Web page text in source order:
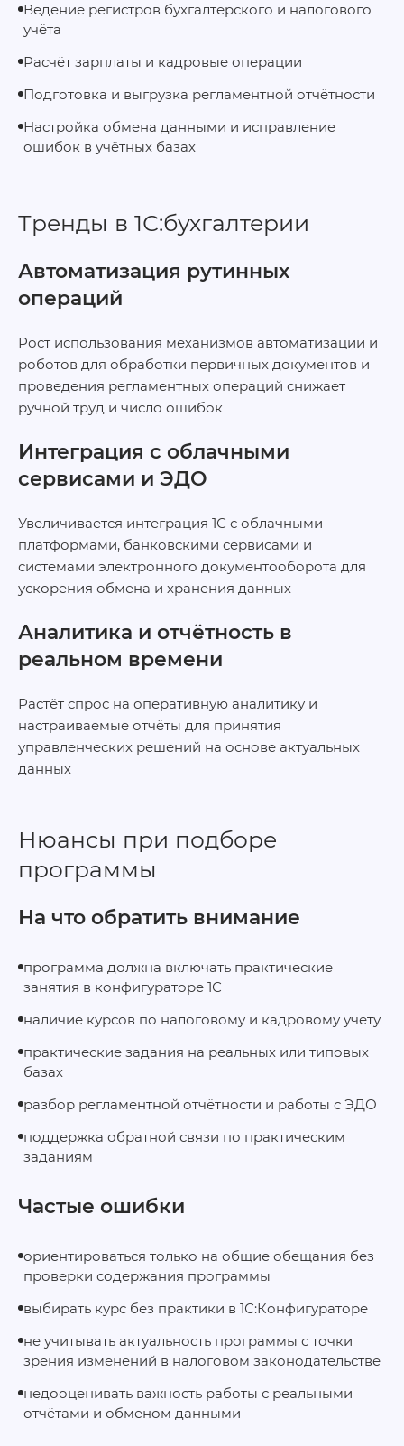
Ведение регистров бухгалтерского и налогового
учёта
Расчёт зарплаты и кадровые операции
Подготовка и выгрузка регламентной отчётности
Настройка обмена данными и исправление
ошибок в учётных базах
Тренды в 1С:бухгалтерии
Автоматизация рутинных
операций
Рост использования механизмов автоматизации и
роботов для обработки первичных документов и
проведения регламентных операций снижает
ручной труд и число ошибок
Интеграция с облачными
сервисами и ЭДО
Увеличивается интеграция 1С с облачными
платформами, банковскими сервисами и
системами электронного документооборота для
ускорения обмена и хранения данных
Аналитика и отчётность в
реальном времени
Растёт спрос на оперативную аналитику и
настраиваемые отчёты для принятия
управленческих решений на основе актуальных
данных
Нюансы при подборе
программы
На что обратить внимание
программа должна включать практические
занятия в конфигураторе 1С
наличие курсов по налоговому и кадровому учёту
практические задания на реальных или типовых
базах
разбор регламентной отчётности и работы с ЭДО
поддержка обратной связи по практическим
заданиям
Частые ошибки
ориентироваться только на общие обещания без
проверки содержания программы
выбирать курс без практики в 1С:Конфигураторе
не учитывать актуальность программы с точки
зрения изменений в налоговом законодательстве
недооценивать важность работы с реальными
отчётами и обменом данными